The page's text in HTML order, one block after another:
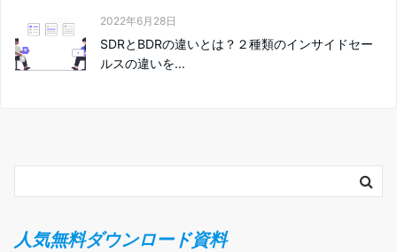
2022年6月28日
SDRとBDRの違いとは？２種類のインサイドセー
ルスの違いを...
人気無料ダウンロード資料